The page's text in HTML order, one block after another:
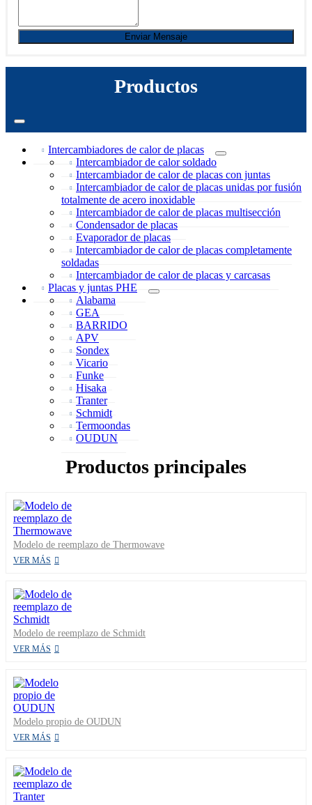
Enviar Mensaje
Productos
Intercambiadores de calor de placas
Intercambiador de calor soldado
Intercambiador de calor de placas con juntas
Intercambiador de calor de placas unidas por fusión
totalmente de acero inoxidable
Intercambiador de calor de placas multisección
Condensador de placas
Evaporador de placas
Intercambiador de calor de placas completamente
soldadas
Intercambiador de calor de placas y carcasas
Placas y juntas PHE
Alabama
GEA
BARRIDO
APV
Sondex
Vicario
Funke
Hisaka
Tranter
Schmidt
Termoondas
OUDUN
Productos principales
Modelo de reemplazo de Thermowave
VER MÁS
Modelo de reemplazo de Schmidt
VER MÁS
Modelo propio de OUDUN
VER MÁS